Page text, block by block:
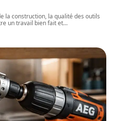
la construction, la qualité des outils
un travail bien fait et…